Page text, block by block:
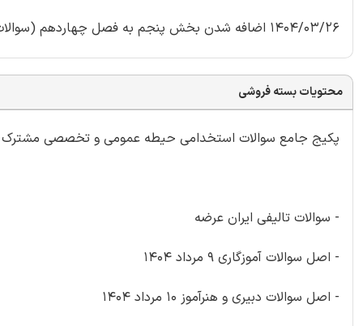
1404/03/26 اضافه شدن بخش پنجم به فصل چهاردهم (سوالات قانون تشکیل شوراهای آموزش و پرورش)
محتویات بسته فروشی
پکیج جامع سوالات استخدامی حیطه عمومی و تخصصی مشترک آموزش و
- سوالات تالیفی ایران عرضه
- اصل سوالات آموزگاری 9 مرداد 1404
- اصل سوالات دبیری و هنرآموز 10 مرداد 1404